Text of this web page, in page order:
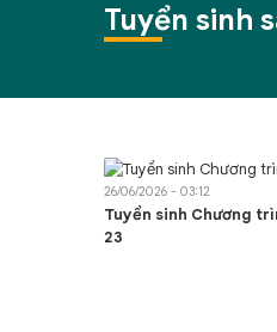
Tuyển sinh
26/06/2026 - 03:12
Tuyển sinh Chương
23